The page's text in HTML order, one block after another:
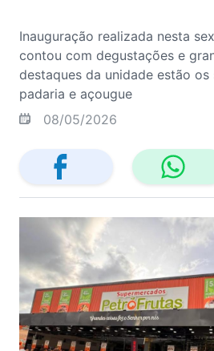
Inauguração realizada nesta
contou com degustações e
destaques da unidade estão
padaria e açougue
08/05/2026